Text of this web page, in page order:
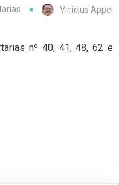
Vinicius Appel
nº 40, 41, 48, 62 e